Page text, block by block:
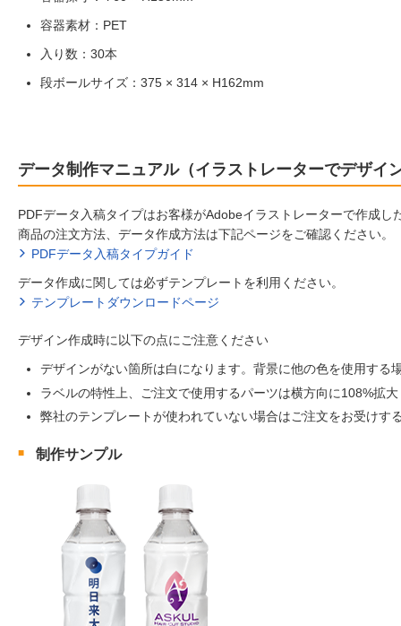
容器素材：PET
入り数：30本
段ボールサイズ：375 × 314 × H162mm
データ制作マニュアル（イラストレーターでデザイ
PDFデータ入稿タイプはお客様がAdobeイラストレーターで作成
商品の注文方法、データ作成方法は下記ページをご確認ください。
PDFデータ入稿タイプガイド
データ作成に関しては必ずテンプレートを利用ください。
テンプレートダウンロードページ
デザイン作成時に以下の点にご注意ください
デザインがない箇所は白になります。背景に他の色を使用する
ラベルの特性上、ご注文で使用するパーツは横方向に108%拡
弊社のテンプレートが使われていない場合はご注文をお受けす
制作サンプル